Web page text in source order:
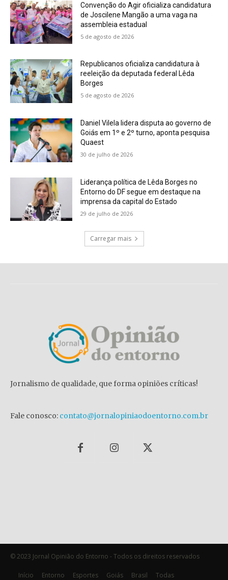
Convenção do Agir oficializa candidatura
de Joscilene Mangão a uma vaga na
assembleia estadual
5 de agosto de 2026
Republicanos oficializa candidatura à
reeleição da deputada federal Lêda
Borges
5 de agosto de 2026
Daniel Vilela lidera disputa ao governo de
Goiás em 1º e 2º turno, aponta pesquisa
Quaest
30 de julho de 2026
Liderança política de Lêda Borges no
Entorno do DF segue em destaque na
imprensa da capital do Estado
29 de julho de 2026
Carregar mais
Jornalismo de qualidade, que forma opiniões críticas!
Fale conosco: contato@jornalopiniaodoentorno.com.br
© 2023 Jornal Opinião do Entorno - Todos os direitos reservados
Início Entorno Esportes Goiás Brasil Todas